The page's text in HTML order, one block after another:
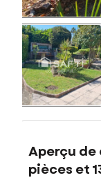
Aperçu de
pièces et